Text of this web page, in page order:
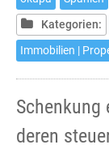
–
Kategorien:
Immobilien |
Schenkung
deren